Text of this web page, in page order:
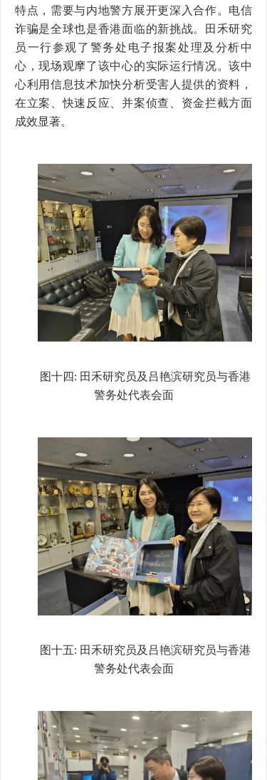
特点，需要与内地警方展开更深入合作。电信
诈骗是全球也是香港面临的新挑战。田禾研究
员一行参观了警务处电子报案处理及分析中
心，现场观摩了该中心的实际运行情况。该中
心利用信息技术加快分析受害人提供的资料，
在立案、快速反应、并案侦查、资金拦截方面
成效显著。
图十四: 田禾研究员及吕艳滨研究员与香港
警务处代表会面
图十五: 田禾研究员及吕艳滨研究员与香港
警务处代表会面